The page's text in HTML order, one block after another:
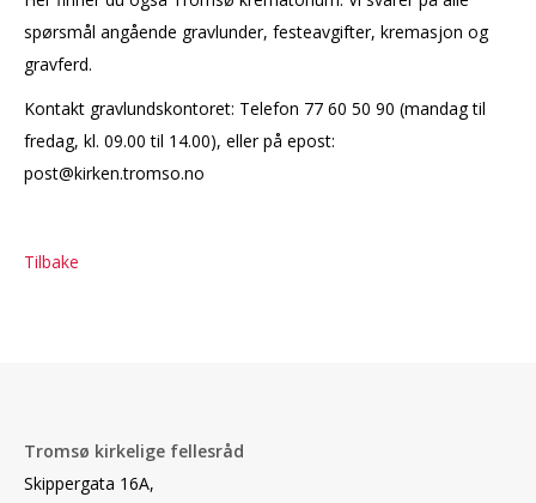
spørsmål angående gravlunder, festeavgifter, kremasjon og
gravferd.
Kontakt gravlundskontoret: Telefon 77 60 50 90 (mandag til
fredag, kl. 09.00 til 14.00), eller på epost:
post@kirken.tromso.no
Tilbake
Tromsø kirkelige fellesråd
Skippergata 16A,